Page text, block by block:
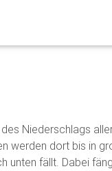
Niederschlags
werden dort bis in
unten fällt. Dabei